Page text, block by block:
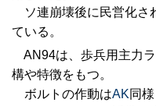
ソ連崩壊後に民営化さ
ている。
AN94は、歩兵用主力
構や特徴をもつ。
ボルトの作動はAK同